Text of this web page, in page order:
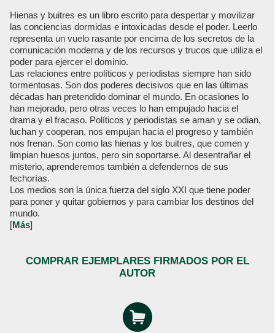
Hienas y buitres es un libro escrito para despertar y movilizar
las conciencias dormidas e intoxicadas desde el poder. Leerlo
representa un vuelo rasante por encima de los secretos de la
comunicación moderna y de los recursos y trucos que utiliza el
poder para ejercer el dominio.
Las relaciones entre políticos y periodistas siempre han sido
tormentosas. Son dos poderes decisivos que en las últimas
décadas han pretendido dominar el mundo. En ocasiones lo
han mejorado, pero otras veces lo han empujado hacia el
drama y el fracaso. Políticos y periodistas se aman y se odian,
luchan y cooperan, nos empujan hacia el progreso y también
nos frenan. Son como las hienas y los buitres, que comen y
limpian huesos juntos, pero sin soportarse. Al desentrañar el
misterio, aprenderemos también a defendernos de sus
fechorías.
Los medios son la única fuerza del siglo XXI que tiene poder
para poner y quitar gobiernos y para cambiar los destinos del
mundo.
[Más]
COMPRAR EJEMPLARES FIRMADOS POR EL
AUTOR